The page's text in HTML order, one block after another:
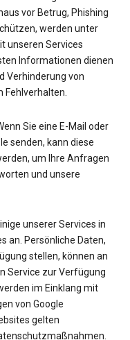
vor Betrug, Phishing
werden unter
unseren Services
Informationen dienen
Verhinderung von
Fehlverhalten.
Sie eine E-Mail oder
senden, kann diese
um Ihre Anfragen
und unsere
unserer Services in
an. Persönliche Daten,
stellen, können an
Service zur Verfügung
im Einklang mit
von Google
gelten